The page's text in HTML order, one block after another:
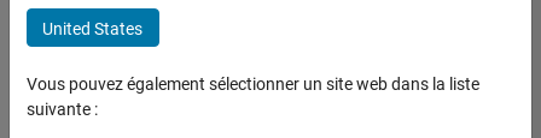
FILTRER PAR
Programme destiné aux nouvelles carrières (EDG)
Infrastructure et architecture
Gestion des programmes
United States
Vous pouvez également sélectionner un site web dans la liste
suivante :